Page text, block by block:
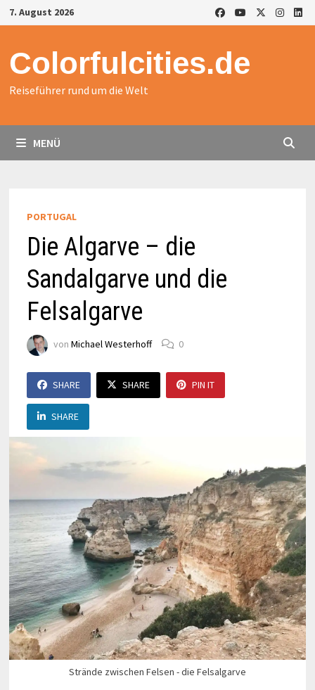
Zurück
zum
7. August 2026
Colorfulcities.de
Reiseführer rund um die Welt
MENÜ
PORTUGAL
Die Algarve – die
Sandalgarve und die
Felsalgarve
von Michael Westerhoff 0
SHARE SHARE PIN IT
SHARE
Strände zwischen Felsen - die Felsalgarve